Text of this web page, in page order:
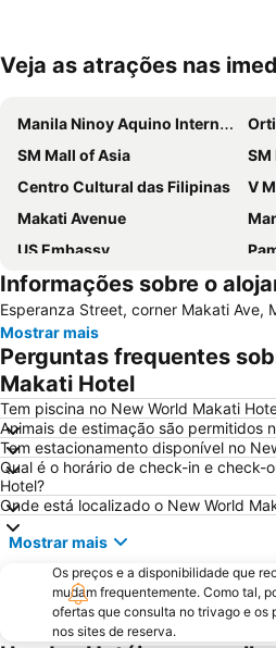
Ampliar mapa
Veja as atrações nas
Manila Ninoy Aquino International Airport
SM Mall of Asia
SM
Centro Cultural das Filipinas
V
Makati Avenue
US Embassy
Intramuros
Abad Santos LRT 1
Ermita
University of Santo Tomas
Loyola Heights
Informações sobre o
Esperanza Street, corner Makati Ave,
Mostrar mais
Perguntas frequentes
Makati Hotel
Tem piscina no New World Makati
Animais de estimação são permitidos
Tem estacionamento disponível no
Qual é o horário de check-in e check-
Hotel?
Onde está localizado o New World
Mostrar mais
Os preços e a disponibilidade que
mudam frequentemente. Como tal,
ofertas que consulta no trivago e os
nos sites de reserva.